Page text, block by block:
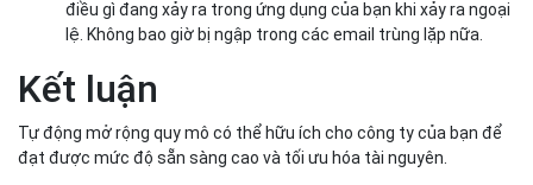
điều gì đang xảy ra trong ứng dụng của bạn khi xảy ra ngoại
lệ. Không bao giờ bị ngập trong các email trùng lặp nữa.
Kết luận
Tự động mở rộng quy mô có thể hữu ích cho công ty của bạn để
đạt được mức độ sẵn sàng cao và tối ưu hóa tài nguyên.